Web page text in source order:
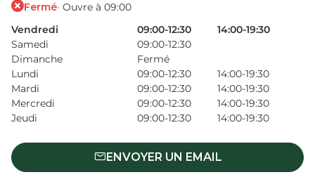
Fermé· Ouvre à 09:00
Vendredi
09:00-12:30
14:00-19:30
Samedi
09:00-12:30
Dimanche
Fermé
Lundi
09:00-12:30
14:00-19:30
Mardi
09:00-12:30
14:00-19:30
Mercredi
09:00-12:30
14:00-19:30
Jeudi
09:00-12:30 14:00-19:30
ENVOYER UN EMAIL